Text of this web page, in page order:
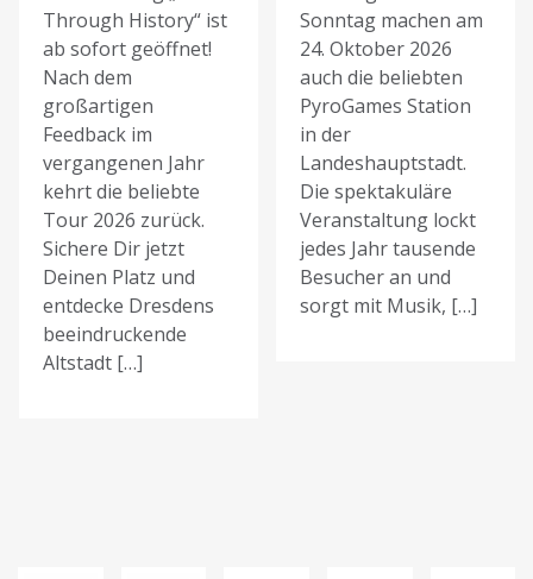
Through History“ ist
ab sofort geöffnet!
Nach dem
großartigen
Feedback im
vergangenen Jahr
kehrt die beliebte
Tour 2026 zurück.
Sichere Dir jetzt
Deinen Platz und
entdecke Dresdens
beeindruckende
Altstadt […]
Sonntag machen am
24. Oktober 2026
auch die beliebten
PyroGames Station
in der
Landeshauptstadt.
Die spektakuläre
Veranstaltung lockt
jedes Jahr tausende
Besucher an und
sorgt mit Musik, […]